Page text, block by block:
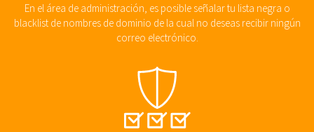
En el área de administración, es posible señalar tu lista negra o
blacklist de nombres de dominio de la cual no deseas recibir ningún
correo electrónico.